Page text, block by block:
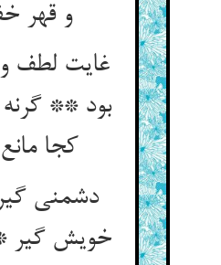
و قهر
غایت لطف
بود **
کجا
دشمنی
خویش گیر